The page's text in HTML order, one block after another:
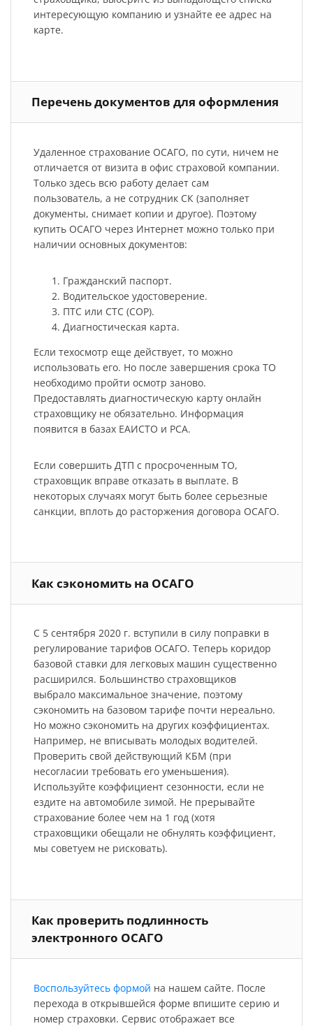
интересующую компанию и узнайте ее адрес на
карте.
Перечень документов для оформления
Удаленное страхование ОСАГО, по сути, ничем не
отличается от визита в офис страховой компании.
Только здесь всю работу делает сам
пользователь, а не сотрудник СК (заполняет
документы, снимает копии и другое). Поэтому
купить ОСАГО через Интернет можно только при
наличии основных документов:
Гражданский паспорт.
Водительское удостоверение.
ПТС или СТС (СОР).
Диагностическая карта.
Если техосмотр еще действует, то можно
использовать его. Но после завершения срока ТО
необходимо пройти осмотр заново.
Предоставлять диагностическую карту онлайн
страховщику не обязательно. Информация
появится в базах ЕАИСТО и РСА.
Если совершить ДТП с просроченным ТО,
страховщик вправе отказать в выплате. В
некоторых случаях могут быть более серьезные
санкции, вплоть до расторжения договора ОСАГО.
Как сэкономить на ОСАГО
С 5 сентября 2020 г. вступили в силу поправки в
регулирование тарифов ОСАГО. Теперь коридор
базовой ставки для легковых машин существенно
расширился. Большинство страховщиков
выбрало максимальное значение, поэтому
сэкономить на базовом тарифе почти нереально.
Но можно сэкономить на других коэффициентах.
Например, не вписывать молодых водителей.
Проверить свой действующий КБМ (при
несогласии требовать его уменьшения).
Используйте коэффициент сезонности, если не
ездите на автомобиле зимой. Не прерывайте
страхование более чем на 1 год (хотя
страховщики обещали не обнулять коэффициент,
мы советуем не рисковать).
Как проверить подлинность
электронного ОСАГО
Воспользуйтесь формой на нашем сайте. После
перехода в открывшейся форме впишите серию и
номер страховки. Сервис отображает все